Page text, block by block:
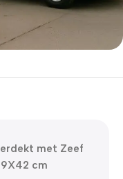
met Zeef
cm